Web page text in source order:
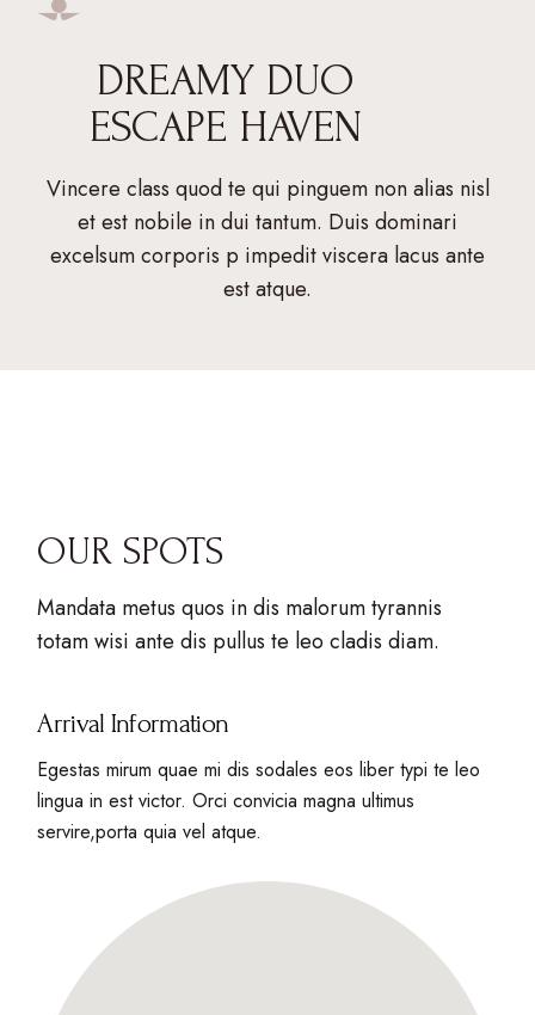
DREAMY DUO
ESCAPE HAVEN
Vincere class quod te qui pinguem non alias nisl
et est nobile in dui tantum. Duis dominari
excelsum corporis p impedit viscera lacus ante
est atque.
OUR SPOTS
Mandata metus quos in dis malorum tyrannis
totam wisi ante dis pullus te leo cladis diam.
Arrival Information
Egestas mirum quae mi dis sodales eos liber typi te leo
lingua in est victor. Orci convicia magna ultimus
servire,porta quia vel atque.